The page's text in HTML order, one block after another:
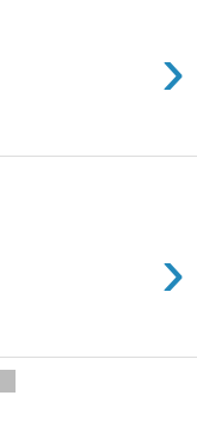
›
›